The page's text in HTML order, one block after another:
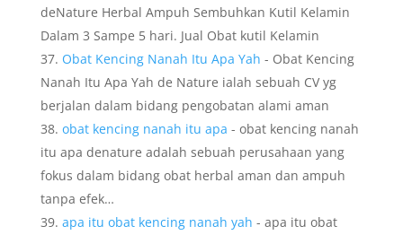
deNature Herbal Ampuh Sembuhkan Kutil Kelamin
Dalam 3 Sampe 5 hari. Jual Obat kutil Kelamin
Obat Kencing Nanah Itu Apa Yah - Obat Kencing
Nanah Itu Apa Yah de Nature ialah sebuah CV yg
berjalan dalam bidang pengobatan alami aman
obat kencing nanah itu apa - obat kencing nanah
itu apa denature adalah sebuah perusahaan yang
fokus dalam bidang obat herbal aman dan ampuh
tanpa efek…
apa itu obat kencing nanah yah - apa itu obat